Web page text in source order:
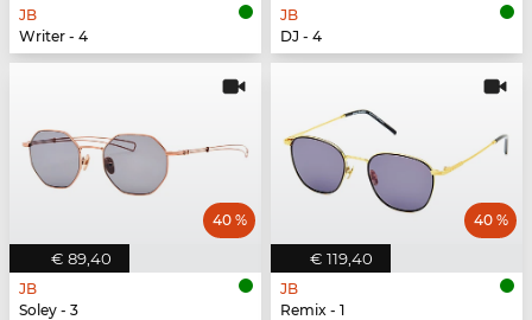
JB
Writer - 4
JB
DJ - 4
€ 89,40
40 %
JB
Soley - 3
€ 119,40
40 %
JB
Remix - 1